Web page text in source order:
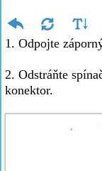
1. Odpojte
2. Odstráňte
konektor.